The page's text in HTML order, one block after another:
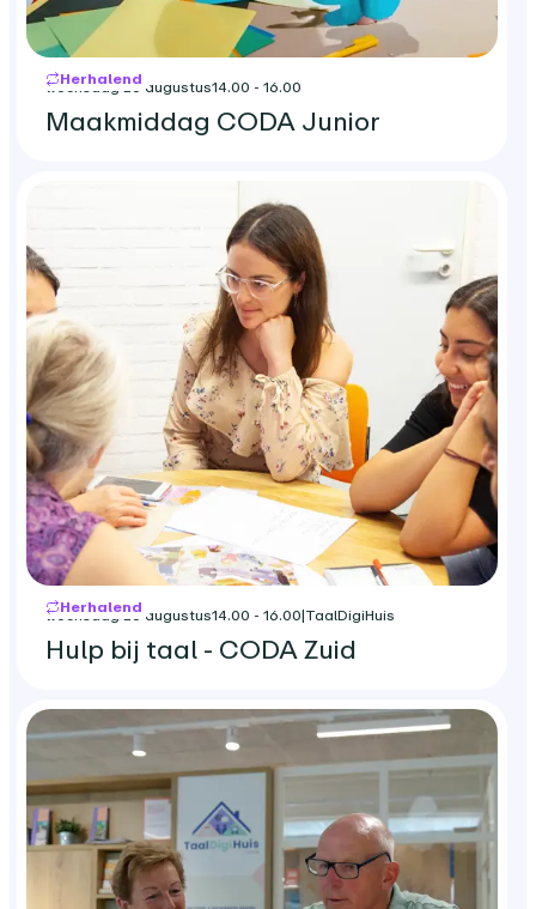
Herhalend
woensdag 26 augustus14.00 - 16.00
Maakmiddag CODA Junior
Herhalend
woensdag 26 augustus14.00 - 16.00|TaalDigiHuis
Hulp bij taal - CODA Zuid